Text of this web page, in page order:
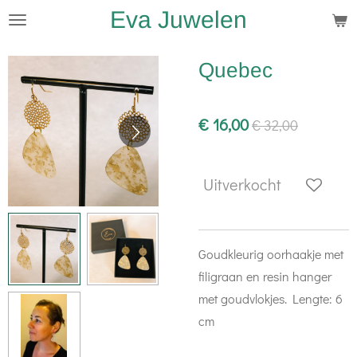
Ga
de
hoofdinhoud
Eva Juwelen
Quebec
€ 16,00€ 32,00
Uitverkocht
Goudkleurig oorhaakje met
filigraan en resin hanger
met goudvlokjes. Lengte: 6
cm